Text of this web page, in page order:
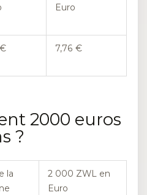
Euro
7,76 €
2000 euros
?
la
2 000 ZWL en
Euro